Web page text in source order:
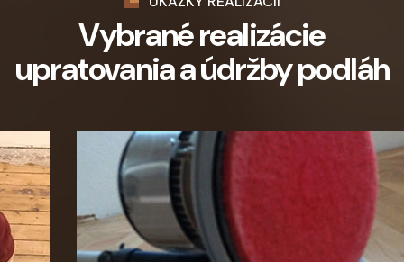
Vybrané realizácie
upratovania a údržby podláh